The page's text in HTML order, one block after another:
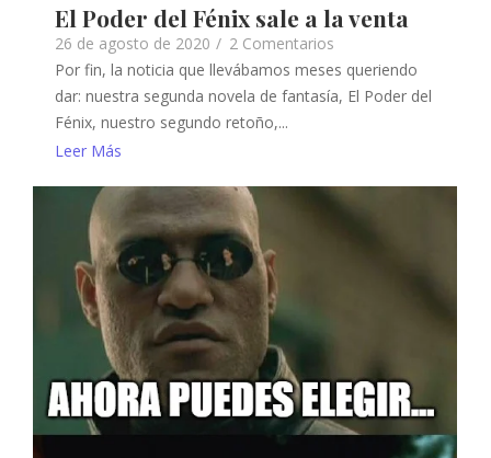
El Poder del Fénix sale a la venta
26 de agosto de 2020 / 2 Comentarios
Por fin, la noticia que llevábamos meses queriendo
dar: nuestra segunda novela de fantasía, El Poder del
Fénix, nuestro segundo retoño,...
Leer Más